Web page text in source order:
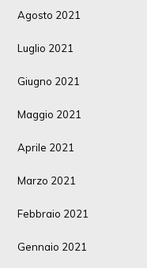
Agosto 2021
Luglio 2021
Giugno 2021
Maggio 2021
Aprile 2021
Marzo 2021
Febbraio 2021
Gennaio 2021